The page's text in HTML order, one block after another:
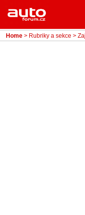
Home
Rubriky
Home > Rubriky a sekce >